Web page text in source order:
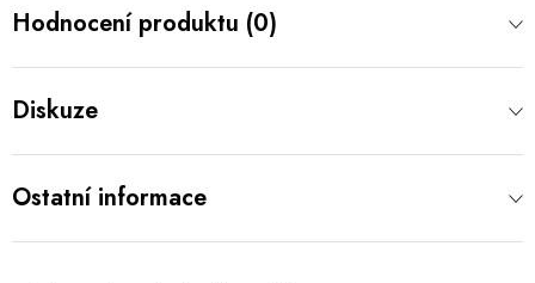
Hodnocení produktu (0)
Diskuze
Ostatní informace